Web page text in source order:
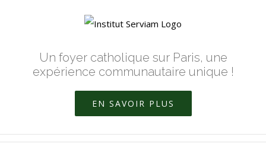
Un foyer catholique sur Paris, une
expérience communautaire unique !
EN SAVOIR PLUS